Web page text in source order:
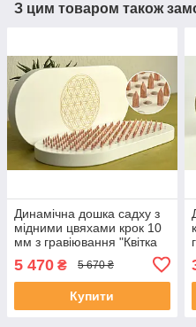
З цим товаром також
Динамічна дошка садху з
мідними цвяхами крок 10
мм з гравіювання "Квітка
Життя", Біла овальна для
новачків
5 470 ₴ 5 670 ₴
Купити